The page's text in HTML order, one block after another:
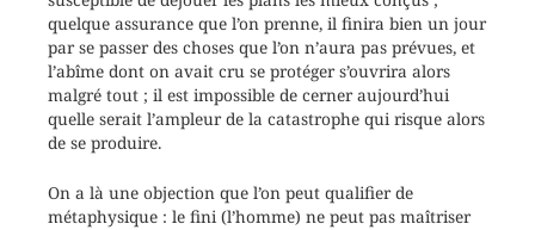
quelque assurance que l’on prenne, il finira bien un jour
par se passer des choses que l’on n’aura pas prévues, et
l’abîme dont on avait cru se protéger s’ouvrira alors
malgré tout ; il est impossible de cerner aujourd’hui
quelle serait l’ampleur de la catastrophe qui risque alors
de se produire.
On a là une objection que l’on peut qualifier de
métaphysique : le fini (l’homme) ne peut pas maîtriser